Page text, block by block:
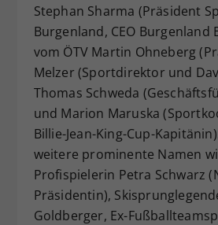
Stephan Sharma (Präsident
Burgenland, CEO Burgenland
vom ÖTV Martin Ohneberg
Melzer (Sportdirektor und
Thomas Schweda
und Marion Maruska
Billie-Jean-King-Cup-
weitere prominente Namen
Profispielerin Petra Schwarz
Präsidentin),
Goldberger, Ex-